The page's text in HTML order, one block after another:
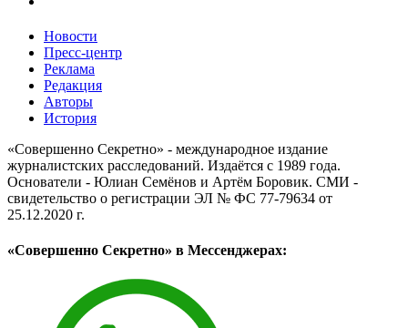
Новости
Пресс-центр
Реклама
Редакция
Авторы
История
«Совершенно Секретно» - международное издание
журналистских расследований. Издаётся с 1989 года.
Основатели - Юлиан Семёнов и Артём Боровик. CМИ -
свидетельство о регистрации ЭЛ № ФС 77-79634 от
25.12.2020 г.
«Совершенно Секретно» в Мессенджерах: